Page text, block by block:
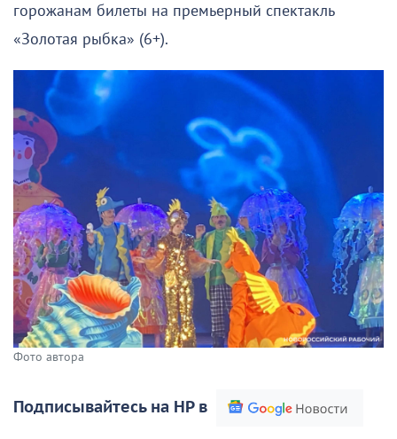
горожанам билеты на премьерный спектакль
«Золотая рыбка» (6+).
Фото автора
Подписывайтесь на НР в